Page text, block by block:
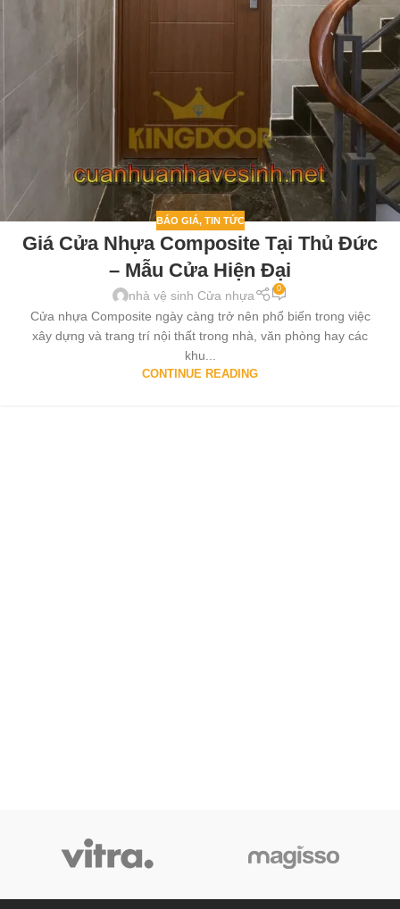
BÁO GIÁ, TIN TỨC
Giá Cửa Nhựa Composite Tại Thủ Đức
– Mẫu Cửa Hiện Đại
nhà vệ sinh Cửa nhựa 0
Cửa nhựa Composite ngày càng trở nên phổ biến trong việc
xây dựng và trang trí nội thất trong nhà, văn phòng hay các
khu...
CONTINUE READING